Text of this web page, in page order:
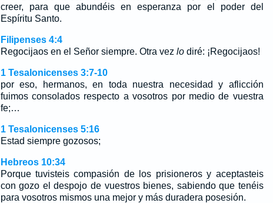
creer, para que abundéis en esperanza por el poder del
Espíritu Santo.
Filipenses 4:4
Regocijaos en el Señor siempre. Otra vez lodiré: ¡Regocijaos!
1 Tesalonicenses 3:7-10
por eso, hermanos, en toda nuestra necesidad y aflicción
fuimos consolados respecto a vosotros por medio de vuestra
fe;…
1 Tesalonicenses 5:16
Estad siempre gozosos;
Hebreos 10:34
Porque tuvisteis compasión de los prisioneros y aceptasteis
con gozo el despojo de vuestros bienes, sabiendo que tenéis
para vosotros mismos una mejor y más duradera posesión.